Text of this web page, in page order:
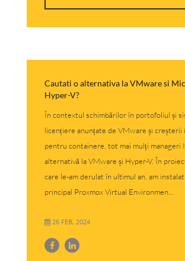
Cautati o alternativa la VMware si
Hyper-V?
În contextul schimbărilor în portofoliul și
licențiere anunțate de VMware și creșterii
pentru containere, tot mai mulți manageri
alternativă la VMware și Hyper-V. În
care le-am derulat în ultimul an, am
principal Proxmox Virtual Environmen...
26 FEB, 2024